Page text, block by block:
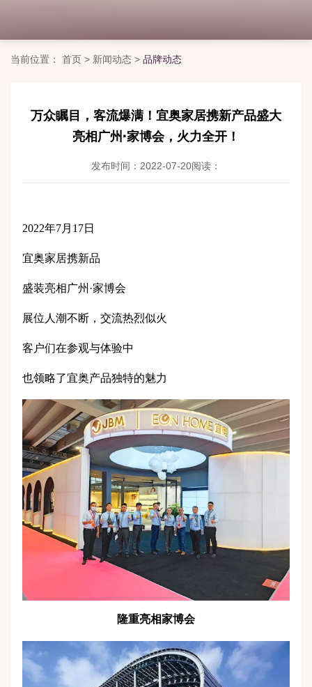
当前位置： 首页 > 新闻动态 > 品牌动态
万众瞩目，客流爆满！宜奥家居携新产品盛大
亮相广州·家博会，火力全开！
发布时间：2022-07-20阅读：
2022年7月17日
宜奥家居携新品
盛装亮相广州·家博会
展位人潮不断，交流热烈似火
客户们在参观与体验中
也领略了宜奥产品独特的魅力
隆重亮相家博会